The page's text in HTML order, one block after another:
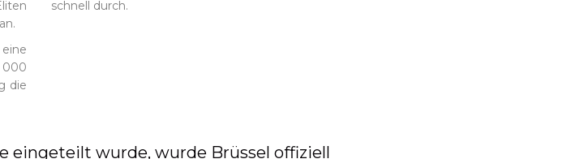
000
die
schnell durch.
eingeteilt wurde, wurde Brüssel offiziell